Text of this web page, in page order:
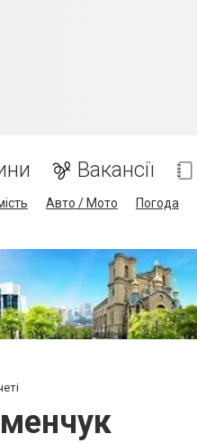
Вакансії
Авто / Мото Погода